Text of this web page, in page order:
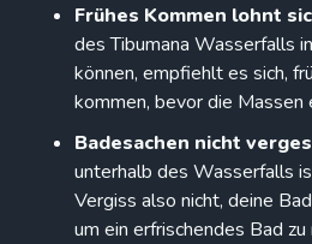
Frühes Kommen lohnt
des Tibumana Wasserfalls
können, empfiehlt es sich,
kommen, bevor die Massen
Badesachen nicht
unterhalb des Wasserfalls
Vergiss also nicht, deine
um ein erfrischendes Bad zu